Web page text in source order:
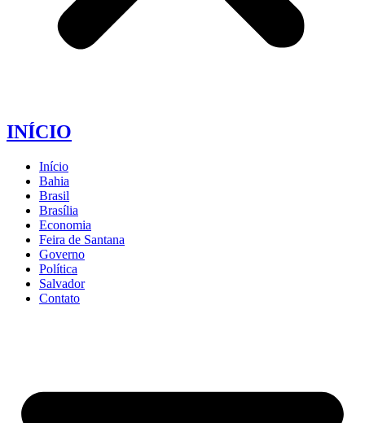
INÍCIO
Início
Bahia
Brasil
Brasília
Economia
Feira de Santana
Governo
Política
Salvador
Contato